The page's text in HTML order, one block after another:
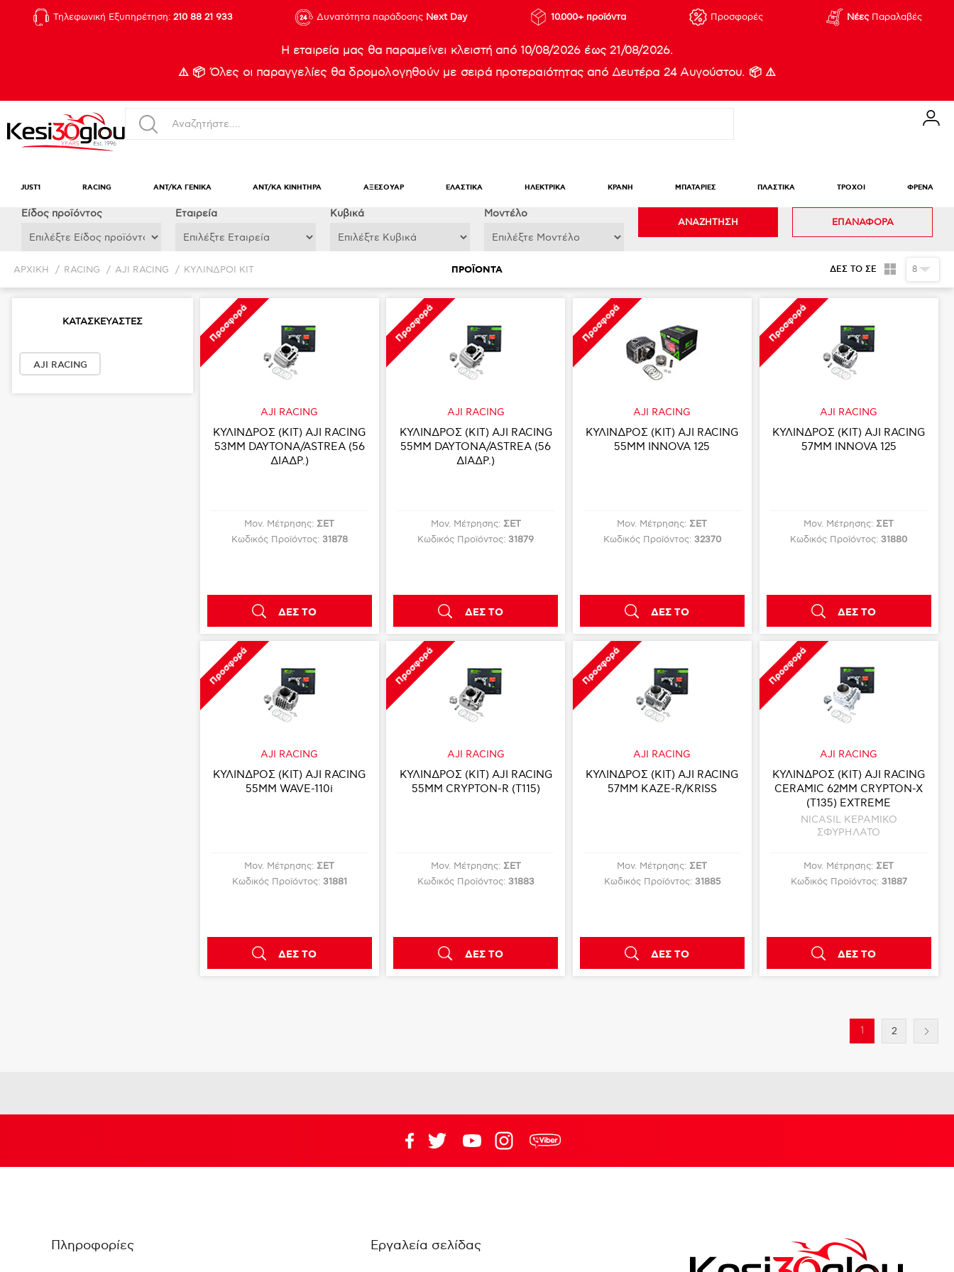
Τηλεφωνική Εξυπηρέτηση: 210 88 21 933 Δυνατότητα παράδοσης Next Day 10.000+ προϊόντα Προσφορές ΝέεςΠαραλαβές
Η εταιρεία μας θα παραμείνει κλειστή από 10/08/2026 έως 21/08/2026.
⚠️ 📦 Όλες οι παραγγελίες θα δρομολογηθούν με σειρά προτεραιότητας από Δευτέρα 24 Αυγούστου. 📦 ⚠️
JUST1 RACING ΑΝΤ/ΚΑ ΓΕΝΙΚΑ ΑΝΤ/ΚΑ ΚΙΝΗΤΗΡΑ ΑΞΕΣΟΥΑΡ ΕΛΑΣΤΙΚΑ ΗΛΕΚΤΡΙΚΑ ΚΡΑΝΗ ΜΠΑΤΑΡΙΕΣ ΠΛΑΣΤΙΚΑ ΤΡΟΧΟΙ ΦΡΕΝΑ
Eίδος προϊόντος Εταιρεία Κυβικά Μοντέλο
ΑΝΑΖΗΤΗΣΗ ΕΠΑΝΑΦΟΡΑ
ΑΡΧΙΚΉ / RACING / AJI RACING / ΚΥΛΙΝΔΡΟΙ KIT ΠΡΟΪΟΝΤΑ ΔΕΣ ΤΟ ΣΕ 8
ΚΑΤΑΣΚΕΥΑΣΤΈΣ
AJI RACING
Προσφορά
AJI RACING
ΚΥΛΙΝΔΡΟΣ (KIT) AJI RACING
53MM DAYTONA/ASTREA (56
ΔΙΑΔΡ.)
Μον. Μέτρησης:ΣΕΤ
Κωδικός Προϊόντος: 31878
ΔΕΣ ΤΟ
Προσφορά
AJI RACING
ΚΥΛΙΝΔΡΟΣ (KIT) AJI RACING
55MM DAYTONA/ASTREA (56
ΔΙΑΔΡ.)
Μον. Μέτρησης: ΣΕΤ
Κωδικός Προϊόντος: 31879
ΔΕΣ ΤΟ
Προσφορά
AJI RACING
ΚΥΛΙΝΔΡΟΣ (KIT) AJI RACING
55MM INNOVA 125
Μον. Μέτρησης:ΣΕΤ
Κωδικός Προϊόντος: 32370
ΔΕΣ ΤΟ
Προσφορά
AJI RACING
ΚΥΛΙΝΔΡΟΣ (KIT) AJI RACING
57MM INNOVA 125
Μον. Μέτρησης:ΣΕΤ
Κωδικός Προϊόντος: 31880
ΔΕΣ ΤΟ
Προσφορά
AJI RACING
ΚΥΛΙΝΔΡΟΣ (KIT) AJI RACING
55MM WAVE-110i
Μον. Μέτρησης:ΣΕΤ
Κωδικός Προϊόντος: 31881
ΔΕΣ ΤΟ
Προσφορά
AJI RACING
ΚΥΛΙΝΔΡΟΣ (KIT) AJI RACING
55MM CRYPTON-R (T115)
Μον. Μέτρησης: ΣΕΤ
Κωδικός Προϊόντος: 31883
ΔΕΣ ΤΟ
Προσφορά
AJI RACING
ΚΥΛΙΝΔΡΟΣ (KIT) AJI RACING
57MM KAZE-R/KRISS
Μον. Μέτρησης:ΣΕΤ
Κωδικός Προϊόντος: 31885
ΔΕΣ ΤΟ
Προσφορά
AJI RACING
ΚΥΛΙΝΔΡΟΣ (KIT) AJI RACING
CERAMIC 62MM CRYPTON-X
(T135) EXTREME
NICASIL ΚΕΡΑΜΙΚΟ
ΣΦΥΡΗΛΑΤΟ
Μον. Μέτρησης:ΣΕΤ
Κωδικός Προϊόντος: 31887
ΔΕΣ ΤΟ
1 2
Πληροφορίες Εργαλεία σελίδας